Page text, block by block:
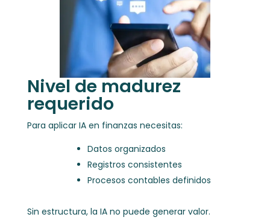
Nivel de madurez
requerido
Para aplicar IA en finanzas necesitas:
Datos organizados
Registros consistentes
Procesos contables definidos
Sin estructura, la IA no puede generar valor.